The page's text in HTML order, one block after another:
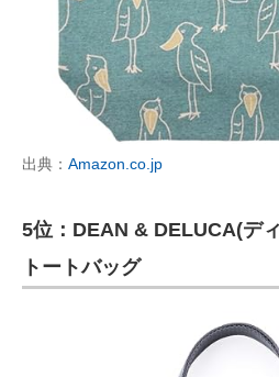
出典： Amazon.co.jp
5位：DEAN & DELUCA(デ
トートバッグ